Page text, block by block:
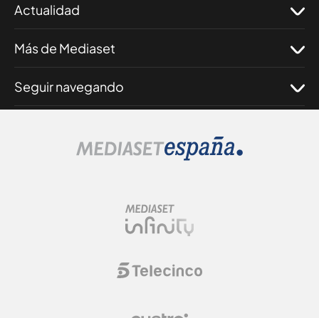
Actualidad
Más de Mediaset
Seguir navegando